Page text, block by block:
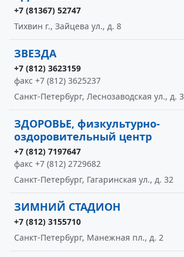
+7 (81367) 52747
Тихвин г., Зайцева ул., д. 8
ЗВЕЗДА
+7 (812) 3623159
факс +7 (812) 3625237
Санкт-Петербург, Леснозаводская ул., д. 3
ЗДОРОВЬЕ, физкультурно-
оздоровительный центр
+7 (812) 7197647
факс +7 (812) 2729682
Санкт-Петербург, Гагаринская ул., д. 32
ЗИМНИЙ СТАДИОН
+7 (812) 3155710
Санкт-Петербург, Манежная пл., д. 2